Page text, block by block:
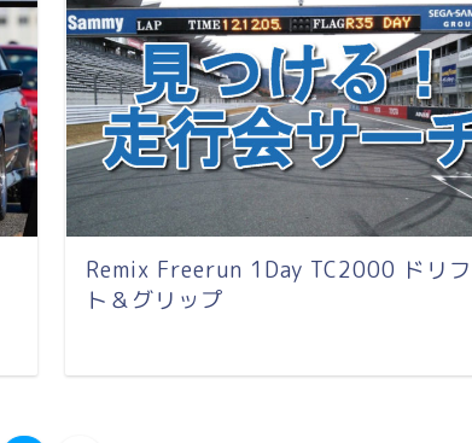
Remix Freerun 1Day TC2000 ドリフ
ト＆グリップ